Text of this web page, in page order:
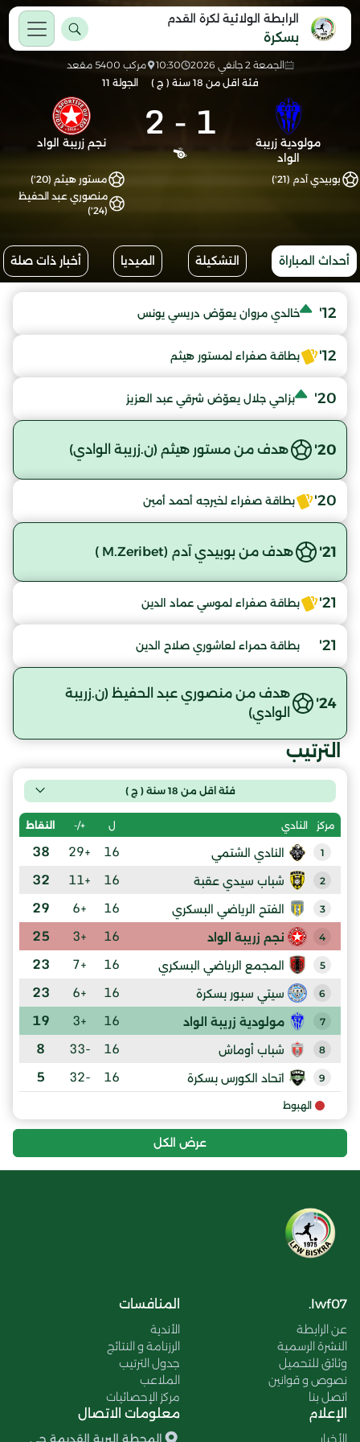
الرابطة الولائية لكرة القدم
بسكرة
الجمعة 2 جانفي 2026 10:30
مركب 5400 مقعد
فئة اقل من 18 سنة ( ج )
الجولة 11
مولودية زريبة
الواد
1
-
2 نجم زريبة الواد
بوبيدي آدم (21')
مستور هيثم (20')
منصوري عبد الحفيظ
(24')
أحداث المباراة التشكيلة الميديا أخبار ذات صلة
12' خالدي مروان يعوّض دريسي يونس
12' بطاقة صفراء لمستور هيثم
20' بزاحي جلال يعوّض شرقي عبد العزيز
20' هدف من مستور هيثم (ن.زريبة الوادي)
20' بطاقة صفراء لخيرجه أحمد أمين
21' هدف من بوبيدي آدم (M.Zeribet )
21' بطاقة صفراء لموسي عماد الدين
21' بطاقة حمراء لعاشوري صلاح الدين
24'
هدف من منصوري عبد الحفيظ (ن.زريبة
الوادي)
الترتيب
فئة اقل من 18 سنة ( ج )
مركز النادي ل +/- النقاط
1 النادي الشتمي 16
+29
38
2 شباب سيدي عقبة 16
+11
32
3 الفتح الرياضي البسكري 16
+6
29
4 نجم زريبة الواد 16
+3
25
5 المجمع الرياضي البسكري 16
+7
23
6 سيتي سبور بسكرة 16
+6
23
7 مولودية زريبة الواد 16
+3
19
8 شباب أوماش 16
-33
8
9 اتحاد الكورس بسكرة 16
-32
5
الهبوط
عرض الكل
lwf07.
عن الرابطة
النشرة الرسمية
وثائق للتحميل
نصوص و قوانين
اتصل بنا
المنافسات
الأندية
الرزنامة و النتائج
جدول الترتيب
الملاعب
مركز الإحصائيات
الإعلام
الأخبار
معلومات الاتصال
المحطة البرية القديمة حي